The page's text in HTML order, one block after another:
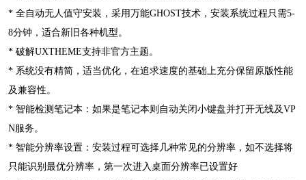
* 全自动无人值守安装，采用万能GHOST技术，安装系统过程只需5-
8分钟，适合新旧各种机型。
* 破解UXTHEME支持非官方主题。
* 系统没有精简，适当优化，在追求速度的基础上充分保留原版性能
及兼容性。
* 智能检测笔记本：如果是笔记本则自动关闭小键盘并打开无线及VP
N服务。
* 智能分辨率设置：安装过程可选择几种常见的分辨率，如不选择将
只能识别最优分辨率，第一次进入桌面分辨率已设置好